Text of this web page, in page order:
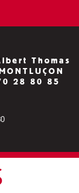
Thomas
28 80 85